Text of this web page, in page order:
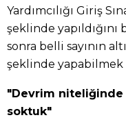
Yardımcılığı Giriş
şeklinde
sonra belli sayının
şeklinde
"Devrim niteliğinde
soktuk"